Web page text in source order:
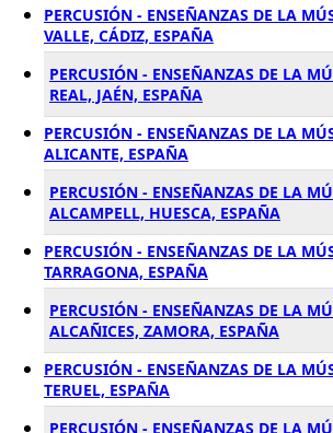
PERCUSIÓN - ENSEÑANZAS DE LA
VALLE, CÁDIZ, ESPAÑA
PERCUSIÓN - ENSEÑANZAS DE LA
REAL, JAÉN, ESPAÑA
PERCUSIÓN - ENSEÑANZAS DE LA
ALICANTE, ESPAÑA
PERCUSIÓN - ENSEÑANZAS DE LA
ALCAMPELL, HUESCA, ESPAÑA
PERCUSIÓN - ENSEÑANZAS DE LA
TARRAGONA, ESPAÑA
PERCUSIÓN - ENSEÑANZAS DE LA
ALCAÑICES, ZAMORA, ESPAÑA
PERCUSIÓN - ENSEÑANZAS DE LA
TERUEL, ESPAÑA
PERCUSIÓN - ENSEÑANZAS DE LA